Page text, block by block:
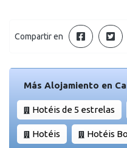
Compartir en
Más Alojamiento en
Hotéis de 5 estrelas
Hotéis Hotéis